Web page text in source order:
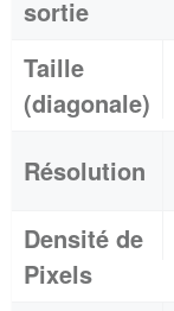
sortie
Taille
(diagonale)
Résolution
Densité de
Pixels